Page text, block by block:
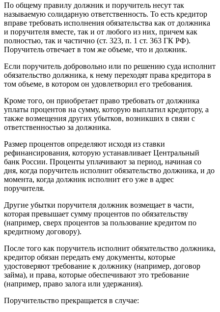
По общему правилу должник и поручитель несут так
называемую солидарную ответственность. То есть кредитор
вправе требовать исполнения обязательства как от должника
и поручителя вместе, так и от любого из них, причем как
полностью, так и частично (ст. 323, п. 1 ст. 363 ГК РФ).
Поручитель отвечает в том же объеме, что и должник.
Если поручитель добровольно или по решению суда исполнит
обязательство должника, к нему переходят права кредитора в
том объеме, в котором он удовлетворил его требования.
Кроме того, он приобретает право требовать от должника
уплаты процентов на сумму, которую выплатил кредитору, а
также возмещения других убытков, возникших в связи с
ответственностью за должника.
Размер процентов определяют исходя из ставки
рефинансирования, которую устанавливает Центральный
банк России. Проценты уплачивают за период, начиная со
дня, когда поручитель исполнит обязательство должника, и до
момента, когда должник исполнит его уже в адрес
поручителя.
Другие убытки поручителя должник возмещает в части,
которая превышает сумму процентов по обязательству
(например, сверх процентов за пользование кредитом по
кредитному договору).
После того как поручитель исполнит обязательство должника,
кредитор обязан передать ему документы, которые
удостоверяют требование к должнику (например, договор
займа), и права, которые обеспечивают это требование
(например, право залога или удержания).
Поручительство прекращается в случае: